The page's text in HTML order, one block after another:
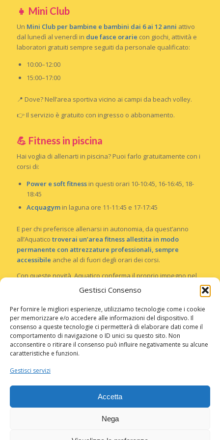
Gestisci Consenso
Per fornire le migliori esperienze, utilizziamo tecnologie come i cookie
per memorizzare e/o accedere alle informazioni del dispositivo. Il
consenso a queste tecnologie ci permetterà di elaborare dati come il
comportamento di navigazione o ID unici su questo sito. Non
acconsentire o ritirare il consenso può influire negativamente su alcune
caratteristiche e funzioni.
Gestisci servizi
Accetta
Nega
👧 Mini Club
Un Mini Club per bambine e bambini dai 6 ai 12 anni attivo
dal lunedì al venerdì in due fasce orarie con giochi, attività e
laboratori gratuiti sempre seguiti da personale qualificato:
10:00–12:00
15:00–17:00
📍 Dove? Nell’area sportiva vicino ai campi da beach volley.
👉 Il servizio è gratuito con ingresso o abbonamento.
💪 Fitness in piscina
Hai voglia di allenarti in piscina? Puoi farlo gratuitamente con i
corsi di:
Power e soft fitnessin questi orari 10-10:45, 16-16:45, 18-
18:45
Acquagymin laguna ore 11-11:45 e 17-17:45
E per chi preferisce allenarsi in autonomia, da quest’anno
all’Aquatico troverai un’area fitness allestita in modo
permanente con attrezzature professionali, sempre
accessibile anche al di fuori degli orari dei corsi.
Con queste novità, Aquatico conferma il proprio impegno nel
esperienze inclusive, divertenti e adatte a tutte le
Ti aspettiamo per vivere insieme un’estate all’insegna del
benessere e del divertimento! ☀️
GIUGNO 8, 2026